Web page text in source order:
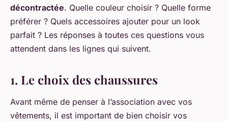
décontractée. Quelle couleur choisir ? Quelle forme
préférer ? Quels accessoires ajouter pour un look
parfait ? Les réponses à toutes ces questions vous
attendent dans les lignes qui suivent.
1. Le choix des chaussures
Avant même de penser à l’association avec vos
vêtements, il est important de bien choisir vos